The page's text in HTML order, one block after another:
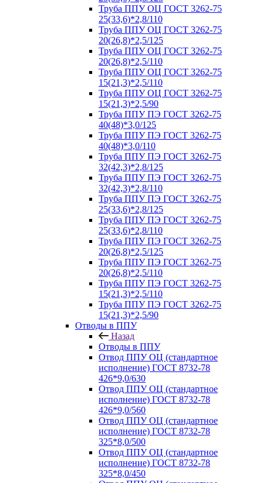
Труба ППУ ОЦ ГОСТ 3262-75
25(33,6)*2,8/110
Труба ППУ ОЦ ГОСТ 3262-75
20(26,8)*2,5/125
Труба ППУ ОЦ ГОСТ 3262-75
20(26,8)*2,5/110
Труба ППУ ОЦ ГОСТ 3262-75
15(21,3)*2,5/110
Труба ППУ ОЦ ГОСТ 3262-75
15(21,3)*2,5/90
Труба ППУ ПЭ ГОСТ 3262-75
40(48)*3,0/125
Труба ППУ ПЭ ГОСТ 3262-75
40(48)*3,0/110
Труба ППУ ПЭ ГОСТ 3262-75
32(42,3)*2,8/125
Труба ППУ ПЭ ГОСТ 3262-75
32(42,3)*2,8/110
Труба ППУ ПЭ ГОСТ 3262-75
25(33,6)*2,8/125
Труба ППУ ПЭ ГОСТ 3262-75
25(33,6)*2,8/110
Труба ППУ ПЭ ГОСТ 3262-75
20(26,8)*2,5/125
Труба ППУ ПЭ ГОСТ 3262-75
20(26,8)*2,5/110
Труба ППУ ПЭ ГОСТ 3262-75
15(21,3)*2,5/110
Труба ППУ ПЭ ГОСТ 3262-75
15(21,3)*2,5/90
Отводы в ППУ
Назад
Отводы в ППУ
Отвод ППУ ОЦ (стандартное
исполнение) ГОСТ 8732-78
426*9,0/630
Отвод ППУ ОЦ (стандартное
исполнение) ГОСТ 8732-78
426*9,0/560
Отвод ППУ ОЦ (стандартное
исполнение) ГОСТ 8732-78
325*8,0/500
Отвод ППУ ОЦ (стандартное
исполнение) ГОСТ 8732-78
325*8,0/450